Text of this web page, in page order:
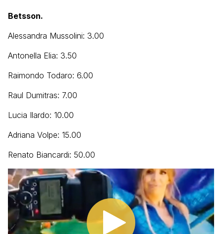
Betsson.
Alessandra Mussolini: 3.00
Antonella Elia: 3.50
Raimondo Todaro: 6.00
Raul Dumitras: 7.00
Lucia Ilardo: 10.00
Adriana Volpe: 15.00
Renato Biancardi: 50.00